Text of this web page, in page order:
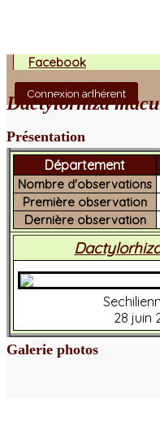
Facebook
Connexion adhérent
Dactylorhiza
Présentation
Département
Nombre d'observations
Première observation
Dernière observation
28 juin
Galerie photos